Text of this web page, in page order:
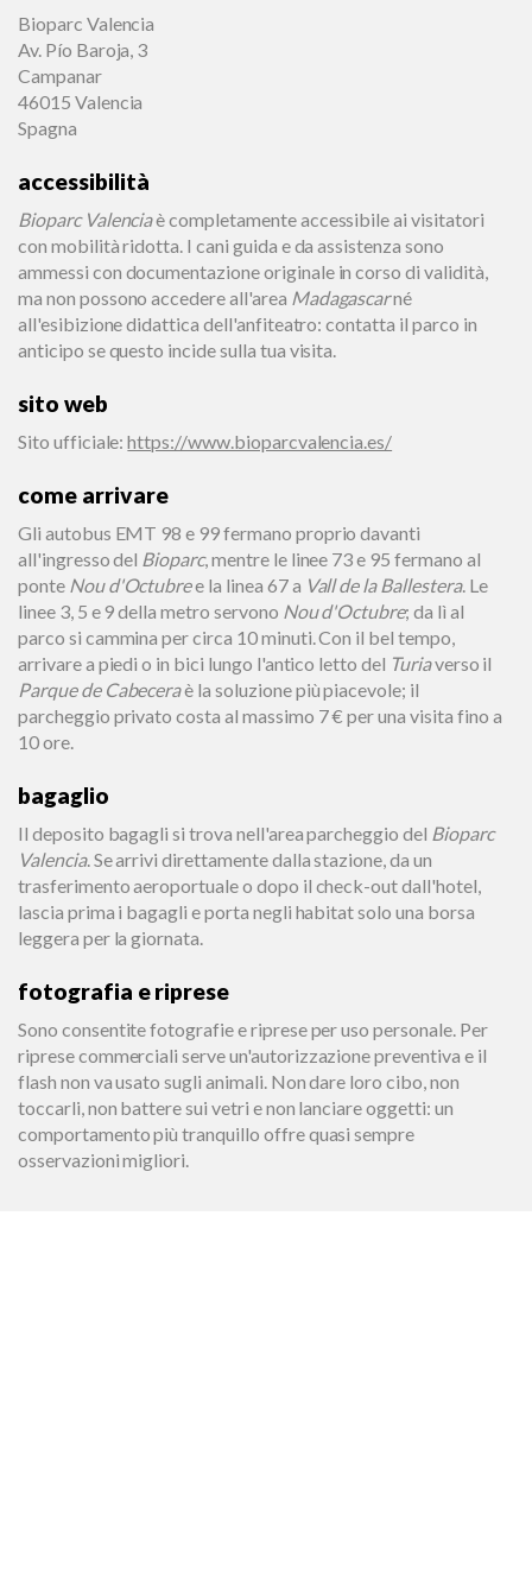
Bioparc Valencia
Av. Pío Baroja, 3
Campanar
46015 Valencia
Spagna
accessibilità
Bioparc Valenciaè completamente accessibile ai visitatori
con mobilità ridotta. I cani guida e da assistenza sono
ammessi con documentazione originale in corso di validità,
ma non possono accedere all'area Madagascarné
all'esibizione didattica dell'anfiteatro: contatta il parco in
anticipo se questo incide sulla tua visita.
sito web
Sito ufficiale:https://www.bioparcvalencia.es/
come arrivare
Gli autobus EMT 98 e 99 fermano proprio davanti
all'ingresso del Bioparc, mentre le linee 73 e 95 fermano al
ponte Nou d'Octubree la linea 67 a Vall de la Ballestera. Le
linee 3, 5 e 9 della metro servono Nou d'Octubre; da lì al
parco si cammina per circa 10 minuti. Con il bel tempo,
arrivare a piedi o in bici lungo l'antico letto del Turiaverso il
Parque de Cabeceraè la soluzione più piacevole; il
parcheggio privato costa al massimo 7 € per una visita fino a
10 ore.
bagaglio
Il deposito bagagli si trova nell'area parcheggio del Bioparc
Valencia. Se arrivi direttamente dalla stazione, da un
trasferimento aeroportuale o dopo il check-out dall'hotel,
lascia prima i bagagli e porta negli habitat solo una borsa
leggera per la giornata.
fotografia e riprese
Sono consentite fotografie e riprese per uso personale. Per
riprese commerciali serve un'autorizzazione preventiva e il
flash non va usato sugli animali. Non dare loro cibo, non
toccarli, non battere sui vetri e non lanciare oggetti: un
comportamento più tranquillo offre quasi sempre
osservazioni migliori.